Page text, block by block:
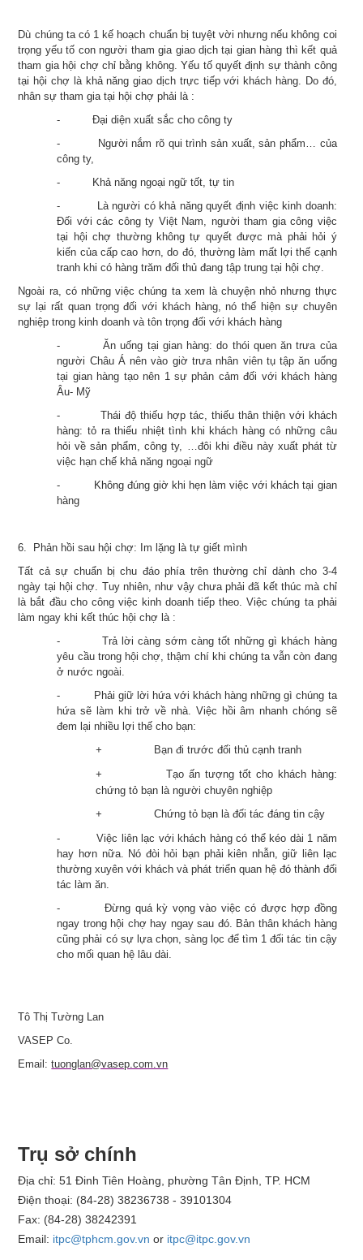
Dù chúng ta có 1 kế hoạch chuẩn bị tuyệt vời nhưng nếu không coi
trọng yếu tố con người tham gia giao dịch tại gian hàng thì kết quả
tham gia hội chợ chỉ bằng không. Yếu tố quyết định sự thành công
tại hội chợ là khả năng giao dịch trực tiếp với khách hàng. Do đó,
nhân sự tham gia tại hội chợ phải là :
-Đại diện xuất sắc cho công ty
- Người nắm rõ qui trình sản xuất, sản phẩm… của
công ty,
- Khả năng ngoại ngữ tốt, tự tin
- Là người có khả năng quyết định việc kinh doanh:
Đối với các công ty Việt Nam, người tham gia công việc
tại hội chợ thường không tự quyết được mà phải hỏi ý
kiến của cấp cao hơn, do đó, thường làm mất lợi thế cạnh
tranh khi có hàng trăm đối thủ đang tập trung tại hội chợ.
Ngoài ra, có những việc chúng ta xem là chuyện nhỏ nhưng thực
sự lại rất quan trọng đối với khách hàng, nó thể hiện sự chuyên
nghiệp trong kinh doanh và tôn trọng đối với khách hàng
- Ăn uống tại gian hàng: do thói quen ăn trưa của
người Châu Á nên vào giờ trưa nhân viên tụ tập ăn uống
tại gian hàng tạo nên 1 sự phản cảm đối với khách hàng
Âu- Mỹ
- Thái độ thiếu hợp tác, thiếu thân thiện với khách
hàng: tỏ ra thiếu nhiệt tình khi khách hàng có những câu
hỏi về sản phẩm, công ty, …đôi khi điều này xuất phát từ
việc hạn chế khả năng ngoại ngữ
- Không đúng giờ khi hẹn làm việc với khách tại gian
hàng
6. Phản hồi sau hội chợ: Im lặng là tự giết mình
Tất cả sự chuẩn bị chu đáo phía trên thường chỉ dành cho 3-4
ngày tại hội chợ. Tuy nhiên, như vậy chưa phải đã kết thúc mà chỉ
là bắt đầu cho công việc kinh doanh tiếp theo. Việc chúng ta phải
làm ngay khi kết thúc hội chợ là :
-Trả lời càng sớm càng tốt những gì khách hàng
yêu cầu trong hội chợ, thậm chí khi chúng ta vẫn còn đang
ở nước ngoài.
- Phải giữ lời hứa với khách hàng những gì chúng ta
hứa sẽ làm khi trở về nhà. Việc hồi âm nhanh chóng sẽ
đem lại nhiều lợi thế cho bạn:
+ Bạn đi trước đối thủ cạnh tranh
+Tạo ấn tượng tốt cho khách hàng:
chứng tỏ bạn là người chuyên nghiệp
+Chứng tỏ bạn là đối tác đáng tin cậy
-Việc liên lạc với khách hàng có thể kéo dài 1 năm
hay hơn nữa. Nó đòi hỏi bạn phải kiên nhẫn, giữ liên lạc
thường xuyên với khách và phát triển quan hệ đó thành đối
tác làm ăn.
-Đừng quá kỳ vọng vào việc có được hợp đồng
ngay trong hội chợ hay ngay sau đó. Bản thân khách hàng
cũng phải có sự lựa chọn, sàng lọc để tìm 1 đối tác tin cậy
cho mối quan hệ lâu dài.
Tô Thị Tường Lan
VASEP Co.
Email:tuonglan@vasep.com.vn
Trụ sở chính
Địa chỉ: 51 Đinh Tiên Hoàng, phường Tân Định, TP. HCM
Điện thoại: (84-28) 38236738 - 39101304
Fax: (84-28) 38242391
Email: itpc@tphcm.gov.vn or itpc@itpc.gov.vn